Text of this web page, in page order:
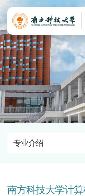
专业介绍
南方科技大学计